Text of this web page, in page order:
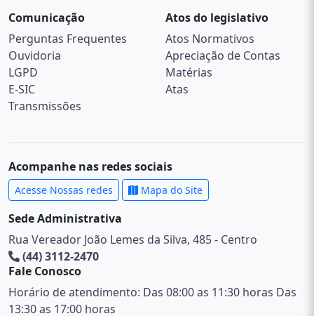
Comunicação
Perguntas Frequentes
Ouvidoria
LGPD
E-SIC
Transmissões
Atos do legislativo
Atos Normativos
Apreciação de Contas
Matérias
Atas
Acompanhe nas redes sociais
Acesse Nossas redes Mapa do Site
Sede Administrativa
Rua Vereador João Lemes da Silva, 485 - Centro
(44) 3112-2470
Fale Conosco
Horário de atendimento: Das 08:00 as 11:30 horas Das
13:30 as 17:00 horas